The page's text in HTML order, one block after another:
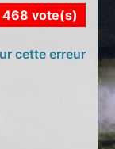
468 vote(s)
cette erreur